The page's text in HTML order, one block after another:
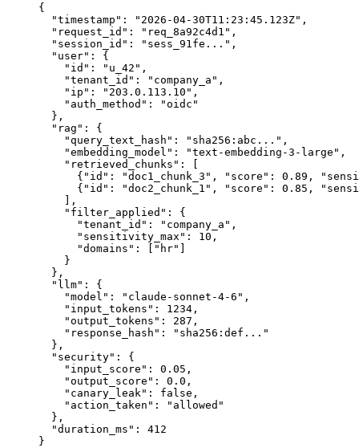
{
  "timestamp"
: "2026-04-30T11:23:45.123Z" ,
  "request_id"
: "req_8a92c4d1" ,
  "session_id"
: "sess_91fe..." ,
  "user"
: {
    "id"
: "u_42" ,
    "tenant_id"
: "company_a" ,
    "ip"
: "203.0.113.10" ,
    "auth_method"
:
"oidc"
  },
  "rag"
: {
    "query_text_hash"
: "sha256:abc..." ,
    "embedding_model"
: "text-embedding-3-large" ,
    "retrieved_chunks"
: [
      {
"id" : "doc1_chunk_3" , "score" : 0.89 ,
      {
"id" : "doc2_chunk_1" , "score" : 0.85 ,
    ],
    "filter_applied"
: {
      "tenant_id"
: "company_a" ,
      "sensitivity_max"
: 10 ,
      "domains"
: [ "hr" ]
    }
  },
  "llm"
: {
    "model"
: "claude-sonnet-4-6" ,
    "input_tokens"
: 1234 ,
    "output_tokens"
: 287 ,
    "response_hash"
:
"sha256:def..."
  },
  "security"
: {
    "input_score"
: 0.05 ,
    "output_score"
: 0.0 ,
    "canary_leak"
: false ,
    "action_taken"
:
"allowed"
  },
  "duration_ms"
: 412
}